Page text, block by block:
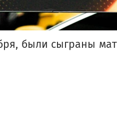
были сыграны